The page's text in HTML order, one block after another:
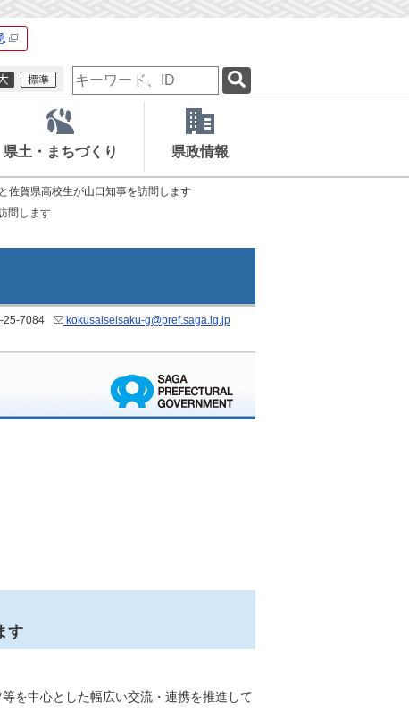
検
索
ー
ー
ド
県土・まちづくり 県政情報
佐賀県高校生が山口知事を訪問します
問します
25-7084 kokusaiseisaku-g@pref.saga.lg.jp
す
を中心とした幅広い交流・連携を推進して